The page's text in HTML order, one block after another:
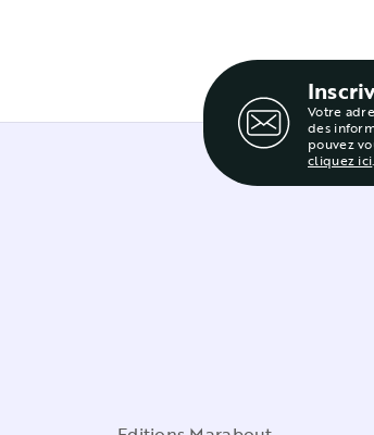
Votre
des
pouvez
cliquez ici.